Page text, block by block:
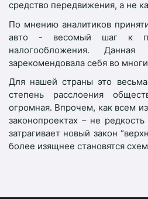
средство передвижения, а не
По мнению аналитиков
авто - весомый шаг к
налогообложения.
зарекомендовала себя во
Для нашей страны это
степень расслоения
огромная. Впрочем, как всем
законопроектах – не
затрагивает новый закон
более изящнее становятся